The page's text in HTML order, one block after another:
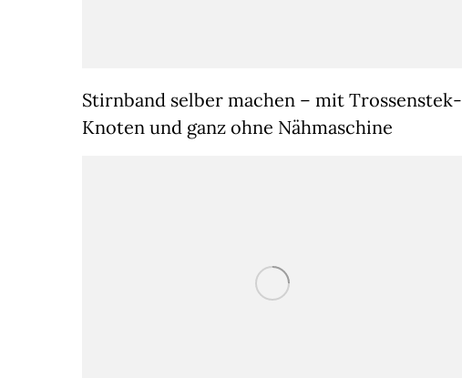
Stirnband selber machen – mit Trossenstek-
Knoten und ganz ohne Nähmaschine